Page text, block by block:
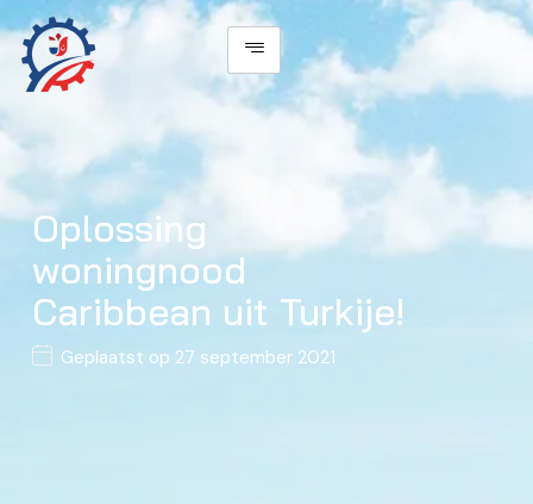
Oplossing
woningnood
Caribbean uit Turkije!
Geplaatst op 27 september 2021